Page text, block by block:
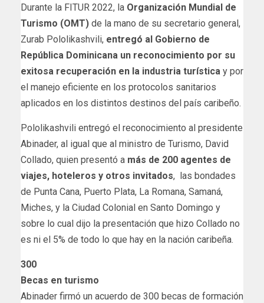
Durante la FITUR 2022, la Organización Mundial de
Turismo (OMT) de la mano de su secretario general,
Zurab Pololikashvili, entregó al Gobierno de
República Dominicana un reconocimiento por su
exitosa recuperación en la industria turística y por
el manejo eficiente en los protocolos sanitarios
aplicados en los distintos destinos del país caribeño.
Pololikashvili entregó el reconocimiento al presidente
Abinader, al igual que al ministro de Turismo, David
Collado, quien presentó a más de 200 agentes de
viajes, hoteleros y otros invitados, las bondades
de Punta Cana, Puerto Plata, La Romana, Samaná,
Miches, y la Ciudad Colonial en Santo Domingo y
sobre lo cual dijo la presentación que hizo Collado no
es ni el 5% de todo lo que hay en la nación caribeña.
300
Becas en turismo
Abinader firmó un acuerdo de 300 becas de formación